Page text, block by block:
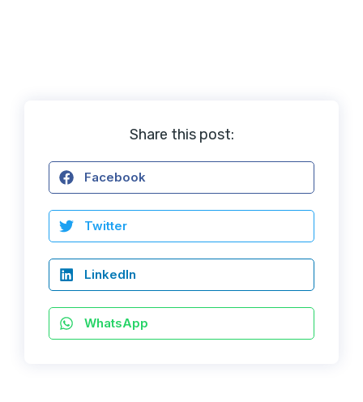
Share this post:
Facebook
Twitter
LinkedIn
WhatsApp